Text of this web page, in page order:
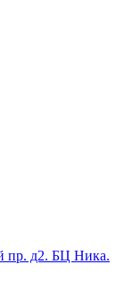
пр. д2. БЦ Ника.